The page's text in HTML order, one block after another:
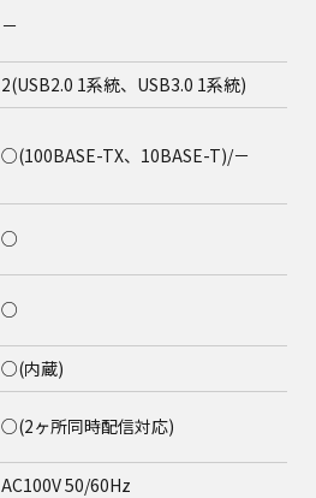
－
2(USB2.0 1系統、USB3.0 1系統)
○(100BASE-TX、10BASE-T)/－
○
○
○(内蔵)
○(2ヶ所同時配信対応)
AC100V 50/60Hz